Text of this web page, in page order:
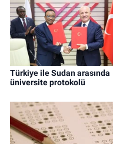
Türkiye ile Sudan arasında
üniversite protokolü